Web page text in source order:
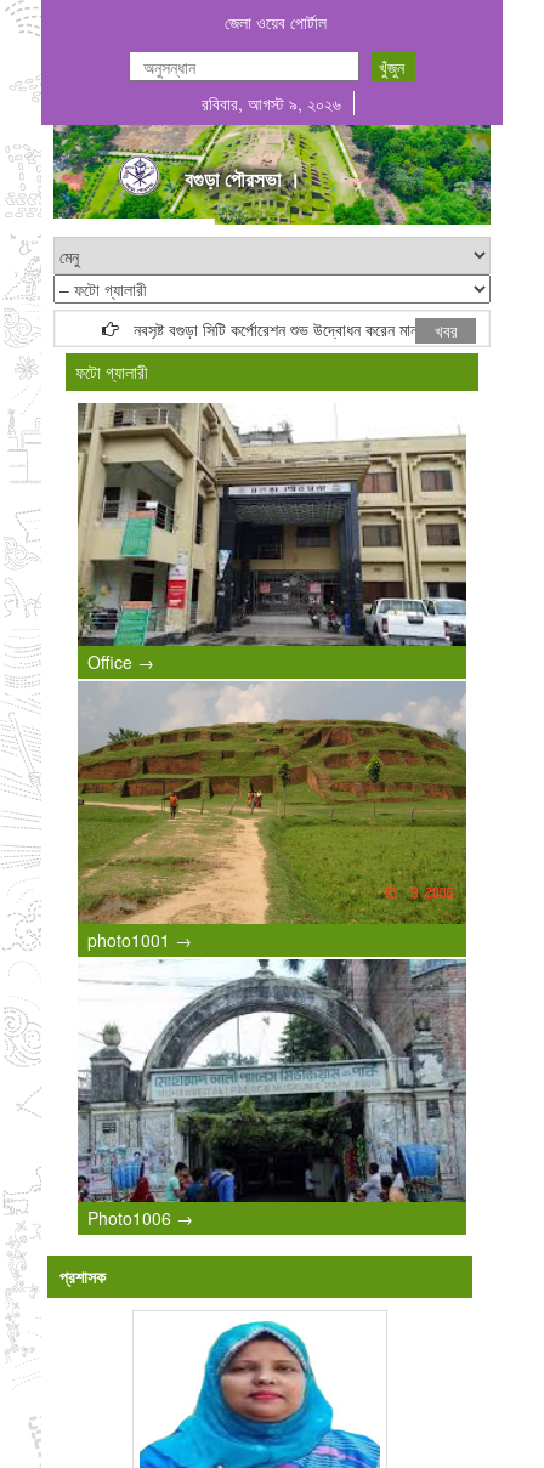
জেলা ওয়েব পোর্টাল
রবিবার, আগস্ট ৯, ২০২৬
বগুড়া পৌরসভা ।
নবসৃষ্ট বগুড়া সিটি কর্পোরেশন শুভ উদ্বোধন করেন মাননীয় প্রধানমন্ত্রী জনাব তারেক
খবর
ফটো গ্যালারী
Office →
photo1001 →
Photo1006 →
প্রশাসক